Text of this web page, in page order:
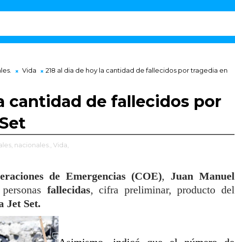
Vida
218 al dia de hoy la cantidad de fallecidos por tragedia en
cantidad de fallecidos por
nacionales., Vida,
de Emergencias (COE), Juan Manuel
fallecidas, cifra preliminar, producto del
Jet Set.